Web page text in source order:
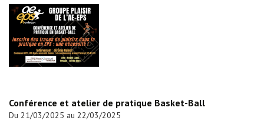
Conférence et atelier de pratique Basket-Ball
Du 21/03/2025 au 22/03/2025